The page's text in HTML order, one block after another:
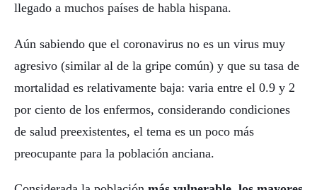
llegado a muchos países de habla hispana.
Aún sabiendo que el coronavirus no es un virus muy
agresivo (similar al de la gripe común) y que su tasa de
mortalidad es relativamente baja: varia entre el 0.9 y 2
por ciento de los enfermos, considerando condiciones
de salud preexistentes, el tema es un poco más
preocupante para la población anciana.